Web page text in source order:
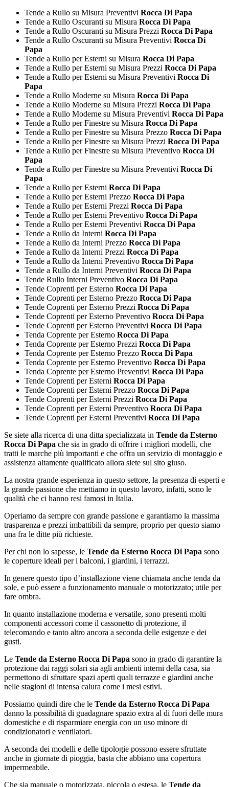
Tende a Rullo su Misura Preventivi Rocca Di Papa
Tende a Rullo Oscuranti su Misura Rocca Di Papa
Tende a Rullo Oscuranti su Misura Prezzi Rocca Di Papa
Tende a Rullo Oscuranti su Misura Preventivi Rocca Di
Papa
Tende a Rullo per Esterni su Misura Rocca Di Papa
Tende a Rullo per Esterni su Misura Prezzi Rocca Di Papa
Tende a Rullo per Esterni su Misura Preventivi Rocca Di
Papa
Tende a Rullo Moderne su Misura Rocca Di Papa
Tende a Rullo Moderne su Misura Prezzi Rocca Di Papa
Tende a Rullo Moderne su Misura Preventivi Rocca Di Papa
Tende a Rullo per Finestre su Misura Rocca Di Papa
Tende a Rullo per Finestre su Misura Prezzo Rocca Di Papa
Tende a Rullo per Finestre su Misura Prezzi Rocca Di Papa
Tende a Rullo per Finestre su Misura Preventivo Rocca Di
Papa
Tende a Rullo per Finestre su Misura Preventivi Rocca Di
Papa
Tende a Rullo per Esterni Rocca Di Papa
Tende a Rullo per Esterni Prezzo Rocca Di Papa
Tende a Rullo per Esterni Prezzi Rocca Di Papa
Tende a Rullo per Esterni Preventivo Rocca Di Papa
Tende a Rullo per Esterni Preventivi Rocca Di Papa
Tende a Rullo da Interni Rocca Di Papa
Tende a Rullo da Interni Prezzo Rocca Di Papa
Tende a Rullo da Interni Prezzi Rocca Di Papa
Tende a Rullo da Interni Preventivo Rocca Di Papa
Tende a Rullo da Interni Preventivi Rocca Di Papa
Tende Rullo Interni Preventivo Rocca Di Papa
Tende Coprenti per Esterno Rocca Di Papa
Tende Coprenti per Esterno Prezzo Rocca Di Papa
Tende Coprenti per Esterno Prezzi Rocca Di Papa
Tende Coprenti per Esterno Preventivo Rocca Di Papa
Tende Coprenti per Esterno Preventivi Rocca Di Papa
Tenda Coprente per Esterno Rocca Di Papa
Tenda Coprente per Esterno Prezzi Rocca Di Papa
Tenda Coprente per Esterno Prezzo Rocca Di Papa
Tenda Coprente per Esterno Preventivo Rocca Di Papa
Tenda Coprente per Esterno Preventivi Rocca Di Papa
Tende Coprenti per Esterni Rocca Di Papa
Tende Coprenti per Esterni Prezzo Rocca Di Papa
Tende Coprenti per Esterni Prezzi Rocca Di Papa
Tende Coprenti per Esterni Preventivo Rocca Di Papa
Tende Coprenti per Esterni Preventivi Rocca Di Papa
Se siete alla ricerca di una ditta specializzata in Tende da Esterno
Rocca Di Papa che sia in grado di offrire i migliori modelli, che
tratti le marche più importanti e che offra un servizio di montaggio e
assistenza altamente qualificato allora siete sul sito giuso.
La nostra grande esperienza in questo settore, la presenza di esperti e
la grande passione che mettiamo in questo lavoro, infatti, sono le
qualità che ci hanno resi famosi in Italia.
Operiamo da sempre con grande passione e garantiamo la massima
trasparenza e prezzi imbattibili da sempre, proprio per questo siamo
una fra le ditte più richieste.
Per chi non lo sapesse, le Tende da Esterno Rocca Di Papa sono
le coperture ideali per i balconi, i giardini, i terrazzi.
In genere questo tipo d’installazione viene chiamata anche tenda da
sole, e può essere a funzionamento manuale o motorizzato; utile per
fare ombra.
In quanto installazione moderna e versatile, sono presenti molti
componenti accessori come il cassonetto di protezione, il
telecomando e tanto altro ancora a seconda delle esigenze e dei
gusti.
Le Tende da Esterno Rocca Di Papa sono in grado di garantire la
protezione dai raggi solari sia agli ambienti interni della casa, sia
permettono di sfruttare spazi aperti quali terrazze e giardini anche
nelle stagioni di intensa calura come i mesi estivi.
Possiamo quindi dire che le Tende da Esterno Rocca Di Papa
danno la possibilità di guadagnare spazio extra al di fuori delle mura
domestiche e di risparmiare energia con un uso minore di
condizionatori e ventilatori.
A seconda dei modelli e delle tipologie possono essere sfruttate
anche in giornate di pioggia, basta che abbiano una copertura
impermeabile.
Che sia manuale o motorizzata, piccola o estesa, le Tende da